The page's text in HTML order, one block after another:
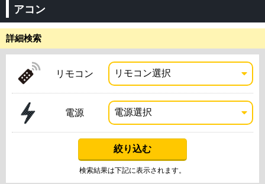
アコン
詳細検索
リモコン
電源
検索結果は下記に表示されます。